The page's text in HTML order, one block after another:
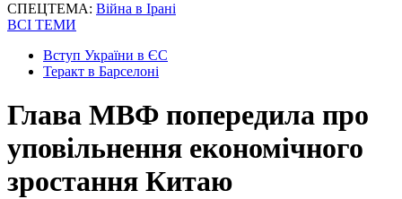
СПЕЦТЕМА: Війна в Ірані
ВСІ ТЕМИ
Вступ України в ЄС
Теракт в Барселоні
Глава МВФ попередила про
уповільнення економічного
зростання Китаю